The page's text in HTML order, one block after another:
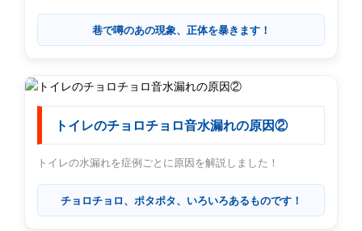
巷で噂のあの現象、正体を暴きます！
トイレのチョロチョロ音水漏れの原因②
トイレの水漏れを症例ごとに原因を解説しました！
チョロチョロ、ポタポタ、いろいろあるものです！